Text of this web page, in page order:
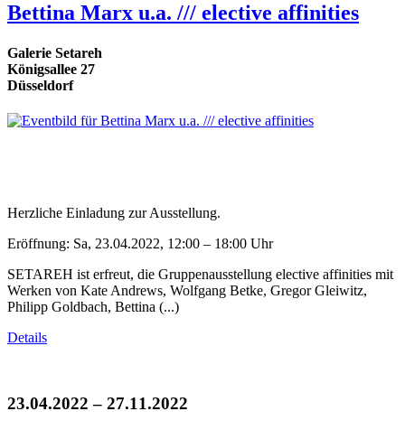
Bettina Marx u.a. /// elective affinities
Galerie Setareh
Königsallee 27
Düsseldorf
Herzliche Einladung zur Ausstellung.
Eröffnung: Sa, 23.04.2022, 12:00 – 18:00 Uhr
SETAREH ist erfreut, die Gruppenausstellung elective affinities mit
Werken von Kate Andrews, Wolfgang Betke, Gregor Gleiwitz,
Philipp Goldbach, Bettina (...)
Details
23.04.2022 – 27.11.2022